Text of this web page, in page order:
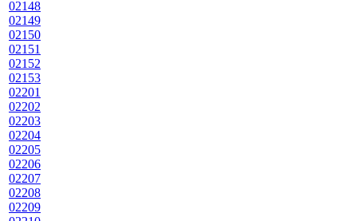
02148
02149
02150
02151
02152
02153
02201
02202
02203
02204
02205
02206
02207
02208
02209